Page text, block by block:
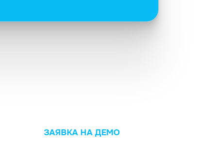
ЗАЯВКА НА ДЕМО